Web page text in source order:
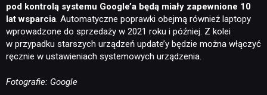
DYSKUSJE
JUŻ GRALIŚMY
pod kontrolą systemu Google’a będą miały zapewnione 10
lat wsparcia. Automatyczne poprawki obejmą również laptopy
wprowadzone do sprzedaży w 2021 roku i później. Z kolei
w przypadku starszych urządzeń update’y będzie można włączyć
ręcznie w ustawieniach systemowych urządzenia.
Fotografie: Google